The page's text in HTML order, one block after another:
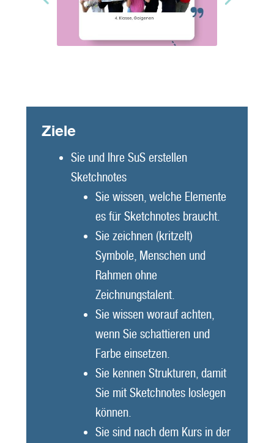
Ziele
Sie und Ihre SuS erstellen
Sketchnotes
Sie wissen, welche Elemente
es für Sketchnotes braucht.
Sie zeichnen (kritzelt)
Symbole, Menschen und
Rahmen ohne
Zeichnungstalent.
Sie wissen worauf achten,
wenn Sie schattieren und
Farbe einsetzen.
Sie kennen Strukturen, damit
Sie mit Sketchnotes loslegen
können.
Sie sind nach dem Kurs in der